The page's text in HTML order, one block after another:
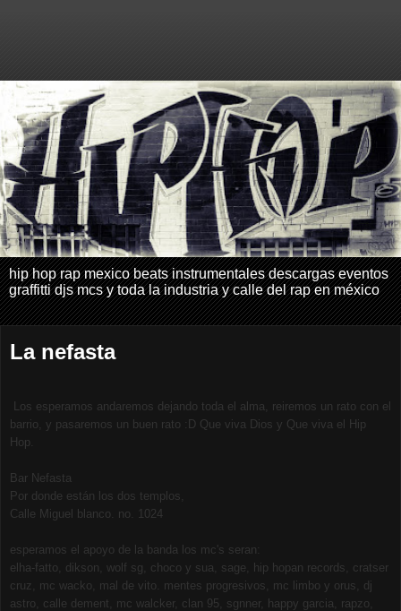
hip hop rap mexico beats instrumentales descargas eventos
graffitti djs mcs y toda la industria y calle del rap en méxico
La nefasta
Los esperamos andaremos dejando toda el alma, reiremos un rato con el
barrio, y pasaremos un buen rato :D Que viva Dios y Que viva el Hip
Hop.
Bar Nefasta
Por donde están los dos templos,
Calle Miguel blanco. no. 1024
esperamos el apoyo de la banda los mc's seran:
elha-fatto, dikson, wolf sg, choco y sua, sage, hip hopan records, cratser
cruz, mc wacko, mal de vito. mentes progresivos, mc limbo y orus, dj
astro, calle dement, mc walcker, clan 95, sgnner, happy garcia, rapzo,